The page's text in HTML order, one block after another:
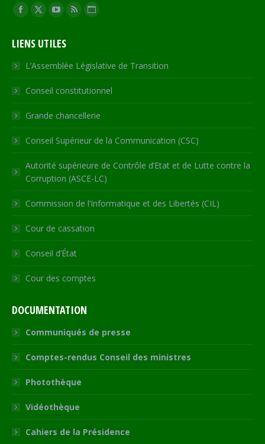
Trouvez nous sur :
Facebook
opens
in
new
window
X
opens
in
new
window
YouTube
opens
in
new
window
RSS
in
new
window
Site
opens
in
new
LIENS UTILES
L’Assemblée Législative de Transition
Conseil constitutionnel
Grande chancellerie
Conseil Supérieur de la Communication (CSC)
Autorité supérieure de Contrôle d’Etat et de Lutte contre la
Corruption (ASCE-LC)
Commission de l’Informatique et des Libertés (CIL)
Cour de cassation
Conseil d’État
Cour des comptes
DOCUMENTATION
Communiqués de presse
Comptes-rendus Conseil des ministres
Photothèque
Vidéothèque
Cahiers de la Présidence